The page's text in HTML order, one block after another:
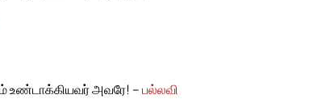
அவரே! –பல்லவி